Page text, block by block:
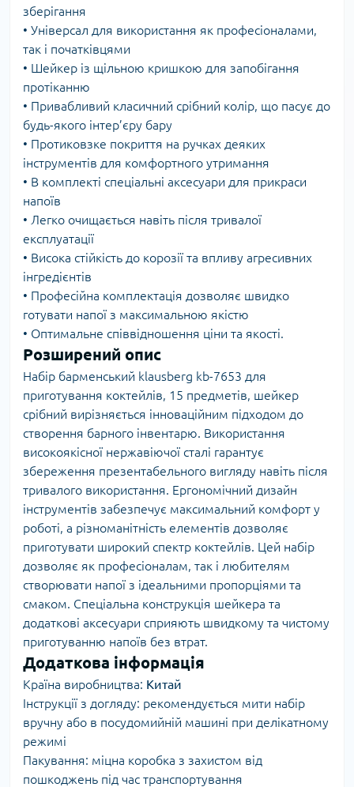
зберігання
• Універсал для використання як професіоналами,
так і початківцями
• Шейкер із щільною кришкою для запобігання
протіканню
• Привабливий класичний срібний колір, що пасує до
будь-якого інтер’єру бару
• Протиковзке покриття на ручках деяких
інструментів для комфортного утримання
• В комплекті спеціальні аксесуари для прикраси
напоїв
• Легко очищається навіть після тривалої
експлуатації
• Висока стійкість до корозії та впливу агресивних
інгредієнтів
• Професійна комплектація дозволяє швидко
готувати напої з максимальною якістю
• Оптимальне співвідношення ціни та якості.
Розширений опис
Набір барменський klausberg kb-7653 для
приготування коктейлів, 15 предметів, шейкер
срібний вирізняється інноваційним підходом до
створення барного інвентарю. Використання
високоякісної нержавіючої сталі гарантує
збереження презентабельного вигляду навіть після
тривалого використання. Ергономічний дизайн
інструментів забезпечує максимальний комфорт у
роботі, а різноманітність елементів дозволяє
приготувати широкий спектр коктейлів. Цей набір
дозволяє як професіоналам, так і любителям
створювати напої з ідеальними пропорціями та
смаком. Спеціальна конструкція шейкера та
додаткові аксесуари сприяють швидкому та чистому
приготуванню напоїв без втрат.
Додаткова інформація
Країна виробництва: Китай
Інструкції з догляду: рекомендується мити набір
вручну або в посудомийній машині при делікатному
режимі
Пакування: міцна коробка з захистом від
пошкоджень під час транспортування